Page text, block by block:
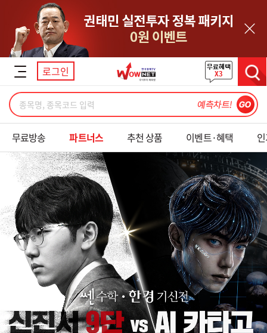
닫기
로그인
무료방송 파트너스 추천 상품 이벤트·혜택